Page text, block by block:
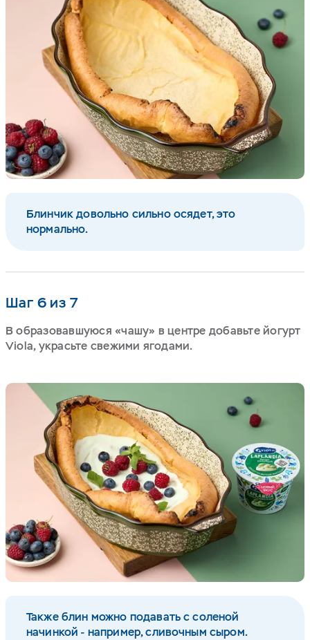
Блинчик довольно сильно осядет, это
нормально.
Шаг 6 из 7
В образовавшуюся «чашу» в центре добавьте йогурт
Viola, украсьте свежими ягодами.
Также блин можно подавать с соленой
начинкой - например, сливочным сыром.